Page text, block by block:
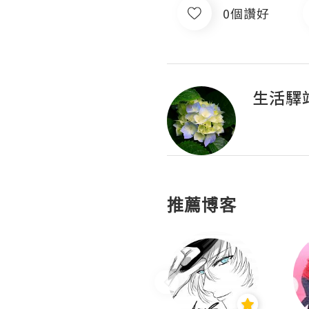
0個讚好
生活驛
推薦博客